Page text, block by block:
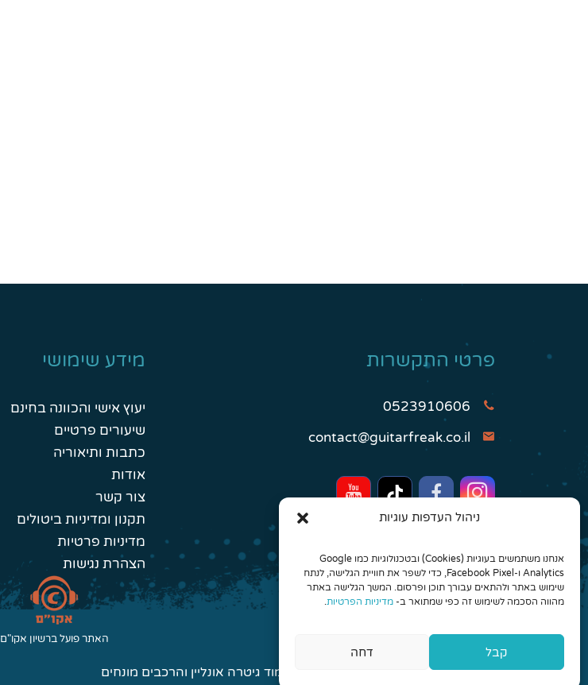
ניהול העדפות עוגיות
אנחנו משתמשים בעוגיות (Cookies) ובטכנולוגיות כמו Google
Analytics ו-Facebook Pixel, כדי לשפר את חוויית הגלישה, לנתח
שימוש באתר ולהתאים עבורך תוכן ופרסום. המשך הגלישה באתר
מהווה הסכמה לשימוש זה כפי שמתואר ב-מדיניות הפרטיות.
קבל דחה
פרטי התקשרות
0523910606
contact@guitarfreak.co.il
מידע שימושי
יעוץ אישי והכוונה בחינם
שיעורים פרטיים
כתבות ותיאוריה
אודות
צור קשר
תקנון ומדיניות ביטולים
מדיניות פרטיות
הצהרת נגישות
האתר פועל ברשיון אקו"ם
© 2026 כל הזכויות שמורות לגיטר פריק - לימוד גיטרה אונליין והרכבים מונחים